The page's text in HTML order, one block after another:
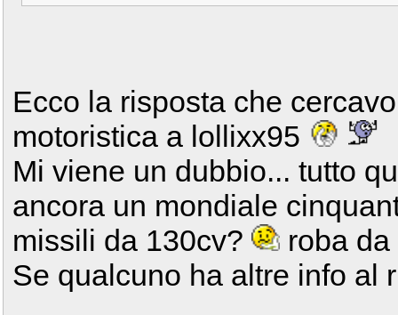
Ecco la risposta che
motoristica a lollixx95
Mi viene un dubbio... tutto
ancora un mondiale
missili da 130cv?
roba da
Se qualcuno ha altre info al